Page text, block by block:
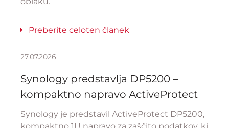
Preberite celoten članek
27.07.2026
Synology predstavlja DP5200 –
kompaktno napravo ActiveProtect
Synology je predstavil ActiveProtect DP5200,
kompaktno 1U napravo za zaščito podatkov, ki